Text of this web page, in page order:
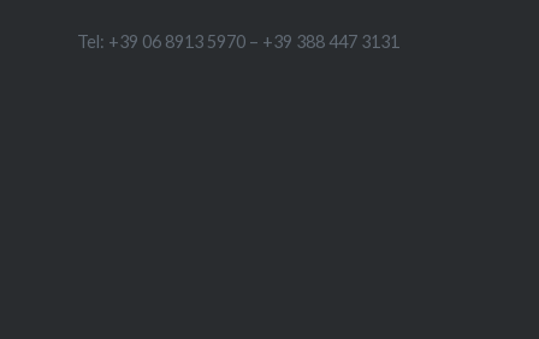
Tel: +39 06 8913 5970 – +39 388 447 3131